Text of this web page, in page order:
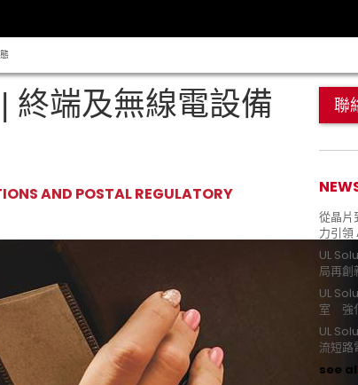
終端及無線電設備
AND POSTAL REGULATORY
聯
從晶片
力引領
UL
局再創
UL
室 強
UL
流短路
see